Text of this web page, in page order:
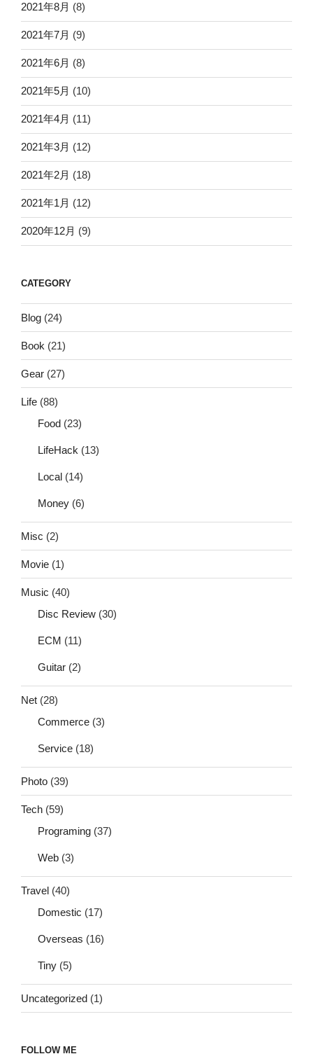
2021年8月 (8)
2021年7月 (9)
2021年6月 (8)
2021年5月 (10)
2021年4月 (11)
2021年3月 (12)
2021年2月 (18)
2021年1月 (12)
2020年12月 (9)
CATEGORY
Blog (24)
Book (21)
Gear (27)
Life (88)
Food (23)
LifeHack (13)
Local (14)
Money (6)
Misc (2)
Movie (1)
Music (40)
Disc Review (30)
ECM (11)
Guitar (2)
Net (28)
Commerce (3)
Service (18)
Photo (39)
Tech (59)
Programing (37)
Web (3)
Travel (40)
Domestic (17)
Overseas (16)
Tiny (5)
Uncategorized (1)
FOLLOW ME